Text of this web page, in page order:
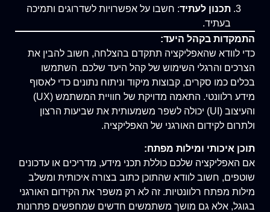
תכנון לעתיד: חשבו על אפשרויות לשדרוגים ותמיכה
בעתיד.
התמקדות בקהל היעד:
כדי לוודא שהאפליקציה תתקדם בהצלחה, חשוב להבין את
הצרכים והרגלי השימוש של קהל היעד שלכם. השתמשו
בכלים כמו סקרים, קבוצות מיקוד וניתוח נתונים כדי לאסוף
מידע רלוונטי. התאמה מדויקת של חוויית המשתמש (UX)
והעיצוב (UI) יכולה לשפר משמעותית את שביעות הרצון
ולתרום לקידום האורגני של האפליקציה.
תוכן איכותי ומילות מפתח:
אם האפליקציה שלכם כוללת תכני מידע, מדריכים או עדכונים
שוטפים, חשוב לוודא שהתוכן כתוב בצורה איכותית ומשלב
מילות מפתח רלוונטיות. זה לא רק משפר את הקידום האורגני
בגוגל, אלא גם מושך משתמשים חדשים שמחפשים פתרונות